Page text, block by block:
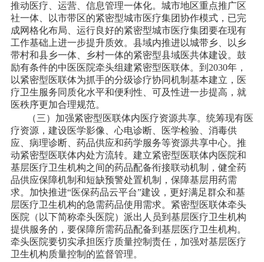
推动医疗、运营、信息管理一体化。城市地区重点推广区
社一体、以市带区的紧密型城市医疗集团协作模式，已完
成网格化布局、运行良好的紧密型城市医疗集团要在现有
工作基础上进一步提升质效。县域内推进以城带乡、以乡
带村和县乡一体、乡村一体的紧密型县域医共体建设。鼓
励有条件的中医医院牵头组建紧密型医联体。到 2030年，
以紧密型医联体为抓手的分级诊疗协同机制基本建立，医
疗卫生服务同质化水平和便利性、可及性进一步提高，就
医秩序更加合理规范。
（三）加强紧密型医联体内医疗资源共享。统筹现有医
疗资源，建设医学影像、心电诊断、医学检验、消毒供
应、病理诊断、药品供应和药学服务等资源共享中心。推
动紧密型医联体内处方流转。建立紧密型医联体内医院和
基层医疗卫生机构之间的药品配备衔接联动机制，健全药
品供应保障机制和短缺预警处置机制，保障基层用药需
求。加快推进“医保药品云平台”建设，更好满足群众和基
层医疗卫生机构的急需药品使用需求。紧密型医联体牵头
医院（以下简称牵头医院）派出人员到基层医疗卫生机构
提供服务的，要保障所需药品配备到基层医疗卫生机构。
牵头医院要切实承担医疗质量控制责任，加强对基层医疗
卫生机构质量控制的监督管理。